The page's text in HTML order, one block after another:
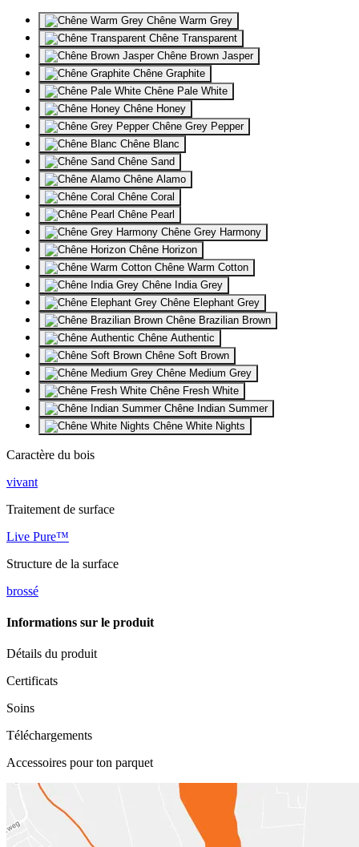
Chêne Warm Grey
Chêne Transparent
Chêne Brown Jasper
Chêne Graphite
Chêne Pale White
Chêne Honey
Chêne Grey Pepper
Chêne Blanc
Chêne Sand
Chêne Alamo
Chêne Coral
Chêne Pearl
Chêne Grey Harmony
Chêne Horizon
Chêne Warm Cotton
Chêne India Grey
Chêne Elephant Grey
Chêne Brazilian Brown
Chêne Authentic
Chêne Soft Brown
Chêne Medium Grey
Chêne Fresh White
Chêne Indian Summer
Chêne White Nights
Caractère du bois
vivant
Traitement de surface
Live Pure™
Structure de la surface
brossé
Informations sur le produit
Détails du produit
Certificats
Soins
Téléchargements
Accessoires pour ton parquet